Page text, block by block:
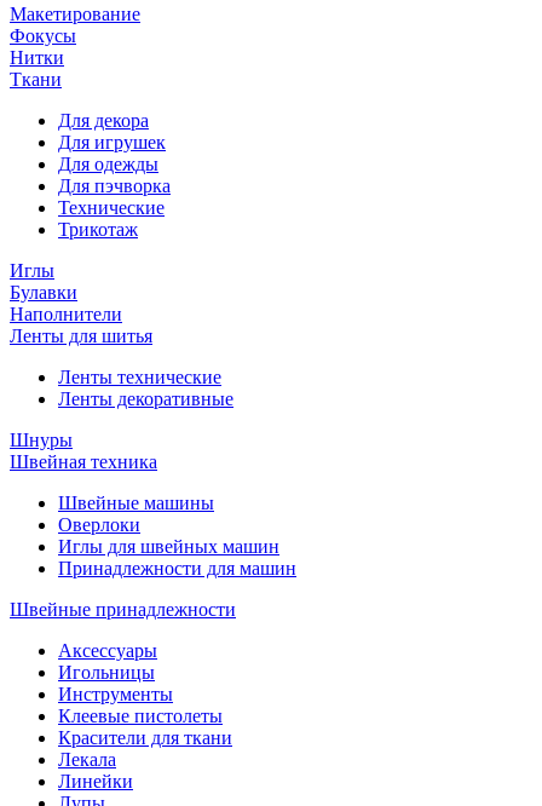
Макетирование
Фокусы
Нитки
Ткани
Для декора
Для игрушек
Для одежды
Для пэчворка
Технические
Трикотаж
Иглы
Булавки
Наполнители
Ленты для шитья
Ленты технические
Ленты декоративные
Шнуры
Швейная техника
Швейные машины
Оверлоки
Иглы для швейных машин
Принадлежности для машин
Швейные принадлежности
Аксессуары
Игольницы
Инструменты
Клеевые пистолеты
Красители для ткани
Лекала
Линейки